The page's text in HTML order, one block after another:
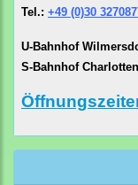
Tel.: +49 (0)30
U-Bahnhof
S-Bahnhof